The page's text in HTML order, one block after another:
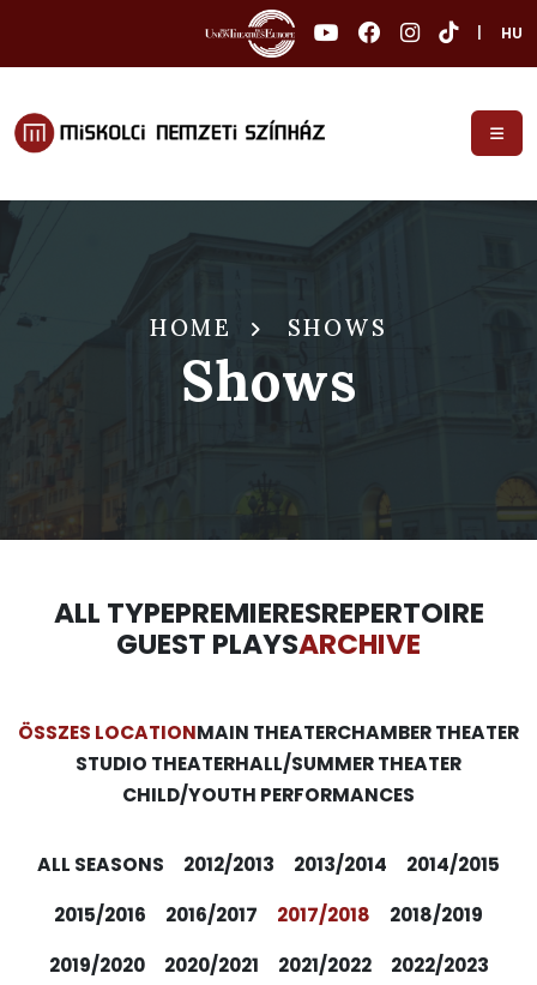
HU
HOME SHOWS
Shows
ALL TYPEPREMIERESREPERTOIRE
GUEST PLAYSARCHIVE
ÖSSZES LOCATIONMAIN THEATERCHAMBER THEATER
STUDIO THEATERHALL/SUMMER THEATER
CHILD/YOUTH PERFORMANCES
ALL SEASONS 2012/2013 2013/2014
2014/2015
2015/2016
2016/2017 2017/2018
2018/2019
2019/2020
2020/2021 2021/2022
2022/2023